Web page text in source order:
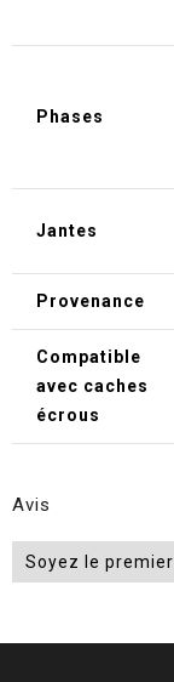
Phases
Jantes
Provenance
Compatible
avec caches
écrous
Avis
Soyez le